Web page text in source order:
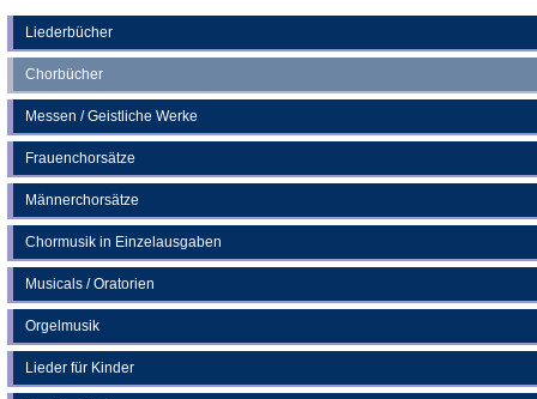
Liederbücher
Chorbücher
Messen / Geistliche Werke
Frauenchorsätze
Männerchorsätze
Chormusik in Einzelausgaben
Musicals / Oratorien
Orgelmusik
Lieder für Kinder
Tab)
neuen
Tab)
einem
neuen